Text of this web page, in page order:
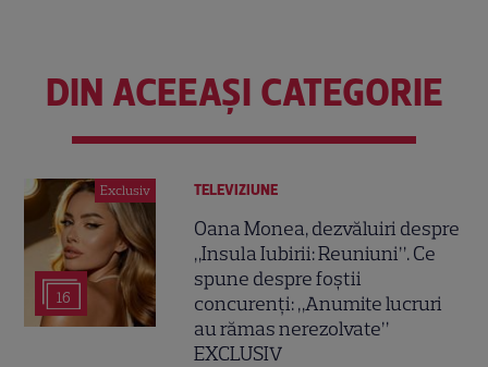
DIN ACEEAȘI CATEGORIE
Exclusiv
16
TELEVIZIUNE
Oana Monea, dezvăluiri despre
„Insula Iubirii: Reuniuni”. Ce
spune despre foștii
concurenți: „Anumite lucruri
au rămas nerezolvate”
EXCLUSIV